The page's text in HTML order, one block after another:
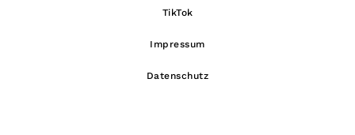
TikTok
Impressum
Datenschutz